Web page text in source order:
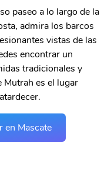
paseo a lo largo de la
admira los barcos
vistas de las
encontrar un
tradicionales y
Mutrah es el lugar
en Mascate